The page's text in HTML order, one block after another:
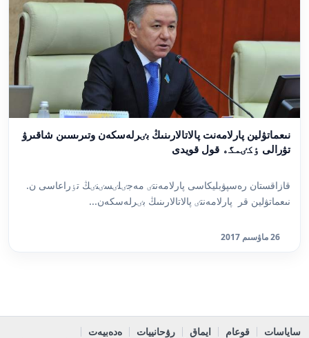
نىعماتۋلين پارلامەنت پالاتالارىنىڭ بٸرلەسكەن وتىرىسىن شاقىرۋ
تۋرالى ٶكٸمگە قول قويدى
قازاقستان رەسپۋبليكاسى پارلامەنتٸ مەجٸلٸسٸنٸڭ تٶراعاسى ن.
نىعماتۋلين قر پارلامەنتٸ پالاتالارىنىڭ بٸرلەسكەن...
26 ماۋسىم 2017
ساياسات قوعام ايماق رۋحانييات
ەدەبيەت